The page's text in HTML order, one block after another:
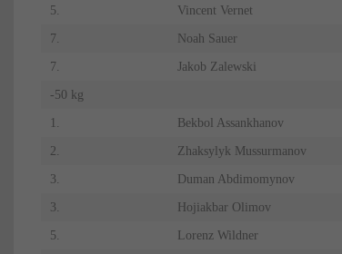
5. Vincent Vernet
7. Noah Sauer
7. Jakob Zalewski
-50 kg
1. Bekbol Assankhanov
2. Zhaksylyk Mussurmanov
3. Duman Abdimomynov
3. Hojiakbar Olimov
5. Lorenz Wildner